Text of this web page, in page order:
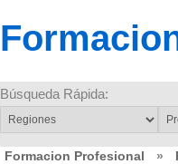
Búsqueda Rápida:
Formacion Profesional »